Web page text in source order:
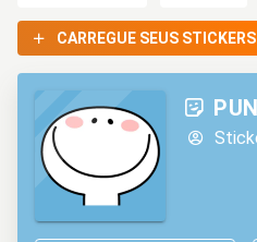
CARREGUE SEUS STICKERS